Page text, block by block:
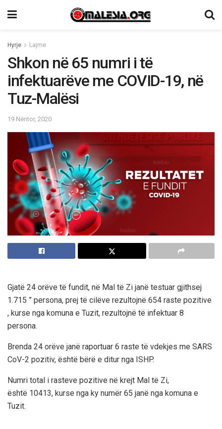
Hyrje Lajme
Shkon në 65 numri i të
infektuarëve me COVID-19, në
Tuz-Malësi
19 Nëntor, 2020
Gjatë 24 orëve të fundit, në Mal të Zi janë testuar gjithsej
1.715 ” persona, prej të cilëve rezultojnë 654 raste pozitive
, kurse nga komuna e Tuzit, rezultojnë të infektuar 8
persona.
Brenda 24 orëve janë raportuar 6 raste të vdekjes me SARS
CoV-2 pozitiv, është bërë e ditur nga ISHP.
Numri total i rasteve pozitive në krejt Mal të Zi,
është 10413, kurse nga ky numër 65 janë nga komuna e
Tuzit.